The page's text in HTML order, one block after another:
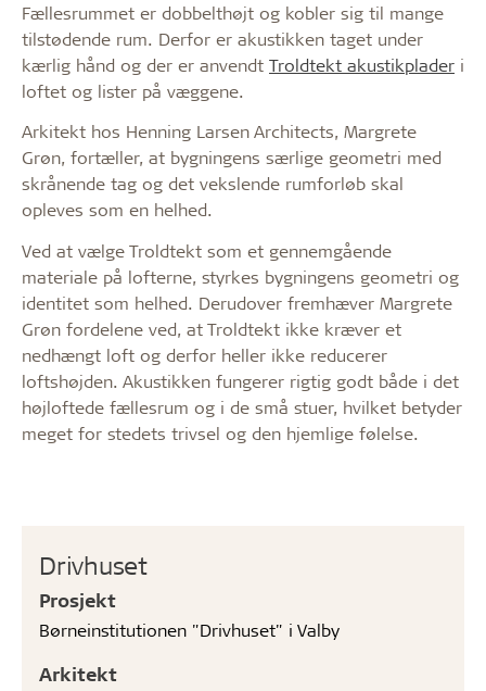
Drivhuset
Prosjekt
Børneinstitutionen "Drivhuset" i Valby
Arkitekt
Fællesrummet er dobbelthøjt og kobler sig til mange
tilstødende rum. Derfor er akustikken taget under
kærlig hånd og der er anvendt Troldtekt akustikplader i
loftet og lister på væggene.
Arkitekt hos Henning Larsen Architects, Margrete
Grøn, fortæller, at bygningens særlige geometri med
skrånende tag og det vekslende rumforløb skal
opleves som en helhed.
Ved at vælge Troldtekt som et gennemgående
materiale på lofterne, styrkes bygningens geometri og
identitet som helhed. Derudover fremhæver Margrete
Grøn fordelene ved, at Troldtekt ikke kræver et
nedhængt loft og derfor heller ikke reducerer
loftshøjden. Akustikken fungerer rigtig godt både i det
højloftede fællesrum og i de små stuer, hvilket betyder
meget for stedets trivsel og den hjemlige følelse.